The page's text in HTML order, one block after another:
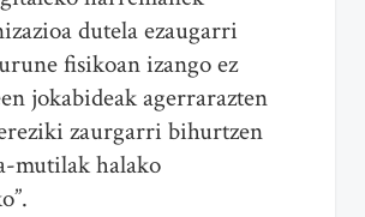
dutela ezaugarri
fisikoan izango ez
jokabideak agerrarazten
zaurgarri bihurtzen
mutilak halako